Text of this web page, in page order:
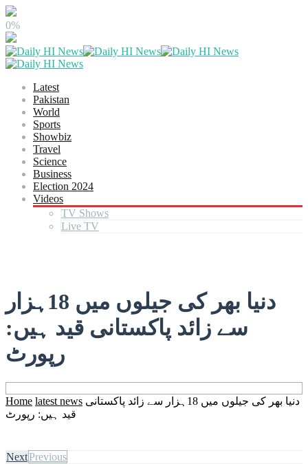
0%
Latest
Pakistan
World
Sports
Showbiz
Travel
Science
Business
Election 2024
Videos
TV Shows
Live TV
دنیا بھر کی جیلوں میں 18ہزار
سے زائد پاکستانی قید ہیں:
رپورٹ
Home latest news دنیا بھر کی جیلوں میں 18ہزار سے زائد پاکستانی
قید ہیں: رپورٹ
NextPrevious